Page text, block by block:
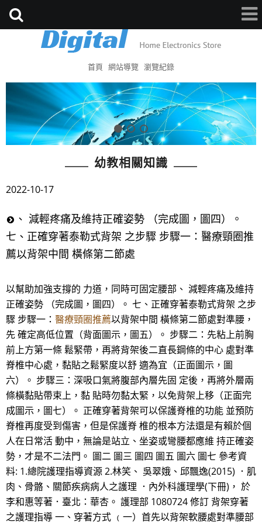
首頁 網站導覽 瀏覽紀錄
幼教相關知識
2022-10-17
、 減輕疼痛及維持正確姿勢 （完成圖，圖四）。
七、正確穿著泰勒式背架 之步驟 步驟一：醫療頸圈推
薦以背架中間 橫條第二節處
以幫助加強支撐的 力道，同時可固定腰部、 減輕疼痛及維持
正確姿勢 （完成圖，圖四）。 七、正確穿著泰勒式背架 之步
驟 步驟一： 醫療頸圈推薦以背架中間 橫條第二節處對準腰，
先 確定高低位置（背面圖示，圖五）。 步驟二：先粘上前胸
前上方第一條 鬆緊帶，再將背架後二直長鋼條的中心 處對準
脊椎中心處，黏貼之鬆緊度以舒 適為宜（正面圖示，圖
六）。 步驟三：深吸口氣將腹部內層先固 定後，再將外層兩
條橫黏貼帶束上，黏 貼時勿黏太緊，以免背架上移（正面完
成圖示，圖七）。 正確穿著背架可以保護脊椎的功能 並預防
脊椎再度受到傷害，但是保護脊 椎的根本方法還是有賴於個
人在日常活 動中，無論是站立、坐姿或彎腰都應維 持正確姿
勢，才是不二法門。 圖二 圖三 圖四 圖五 圖六 圖七 參考資
料: 1.總院護理指導資源 2.林笑、 吳翠娥、邱飄逸(2015) ．肌
肉、骨骼、關節疾病病人之護理 ．內外科護理學(下冊)， 於
李和惠等著．臺北：華杏。 護理部 1080724 修訂 背架穿著
之護理指導 一、穿著方式 ﹙一）首先以背架軟腰處對準腰部